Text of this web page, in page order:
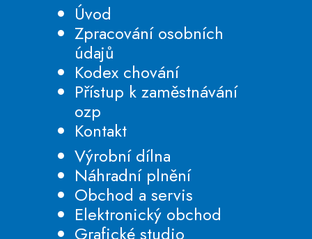
Úvod
Zpracování osobních
údajů
Kodex chování
Přístup k zaměstnávání
ozp
Kontakt
Výrobní dílna
Náhradní plnění
Obchod a servis
Elektronický obchod
Grafické studio